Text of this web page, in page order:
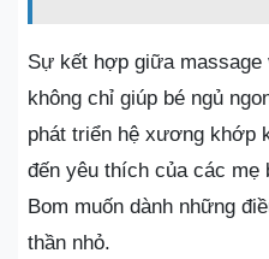
Sự kết hợp giữa
không chỉ giúp bé ngủ
phát triển hệ xương khớp
đến yêu thích của các
Bom muốn dành những
thần nhỏ.